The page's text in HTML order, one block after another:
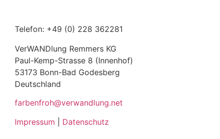
Telefon: +49 (0) 228 362281
VerWANDlung Remmers KG
Paul-Kemp-Strasse 8 (Innenhof)
53173 Bonn-Bad Godesberg
Deutschland
farbenfroh@verwandlung.net
Impressum
Datenschutz